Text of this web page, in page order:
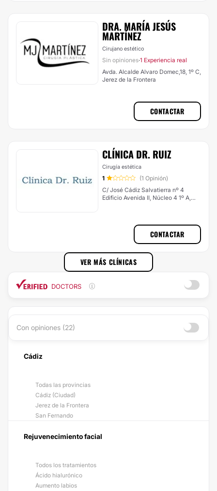
DRA. MARÍA JESÚS
MARTÍNEZ
Cirujano estético
Sin opiniones·1 Experiencia real
Avda. Alcalde Alvaro Domec,18, 1º C,
Jerez de la Frontera
CONTACTAR
CLÍNICA DR. RUIZ
Cirugía estética
1
(1 Opinión)
C/ José Cádiz Salvatierra nº 4
Edificio Avenida II, Núcleo 4 1º A,
CONTACTAR
VER MÁS CLÍNICAS
DOCTORS
Con opiniones (22)
Cádiz
Todas las provincias
Cádiz (Ciudad)
Jerez de la Frontera
San Fernando
Rejuvenecimiento facial
Todos los tratamientos
Ácido hialurónico
Aumento labios